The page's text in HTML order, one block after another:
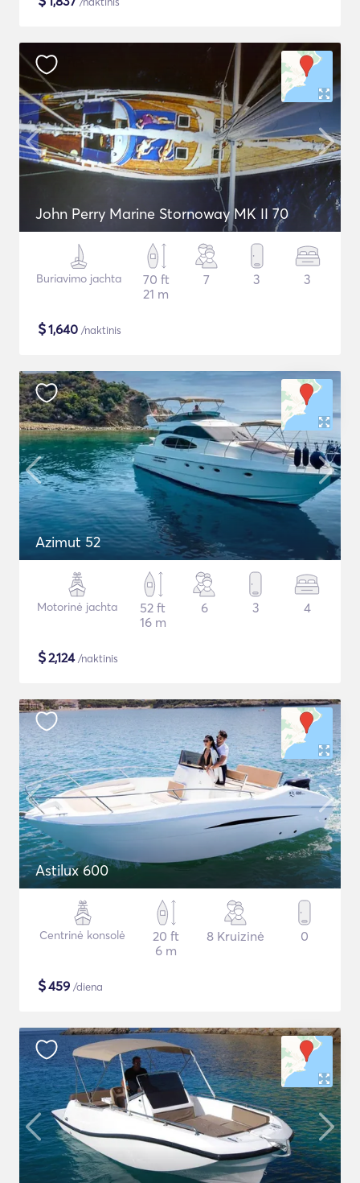
John Perry Marine Stornoway MK II 70
Buriavimo jachta
70 ft
21 m
7 3 3
$1,640 /naktinis
Azimut 52
Motorinė jachta
52 ft
16 m
6 3 4
$2,124/naktinis
Astilux 600
Centrinė konsolė
20 ft
6 m
8 Kruizinė 0
$459 /diena